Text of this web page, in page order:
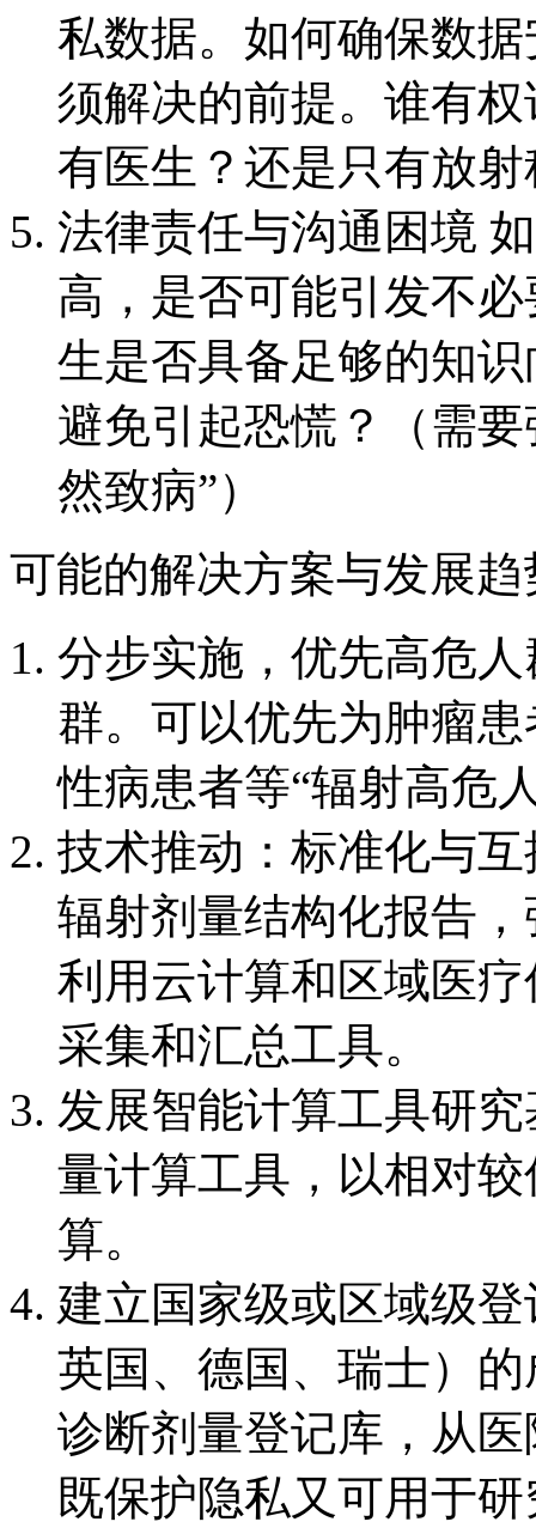
私数据。如何确保数
须解决的前提。谁有
有医生？还是只有放
法律责任与沟通困境
高，是否可能引发不
生是否具备足够的知
避免引起恐慌？（需
然致病”）
可能的解决方案与发展趋
分步实施，优先高危
群。可以优先为肿瘤
性病患者等“辐射高危
技术推动：标准化与
辐射剂量结构化报告
利用云计算和区域医
采集和汇总工具。
发展智能计算工具研
量计算工具，以相对
算。
建立国家级或区域级
英国、德国、瑞士）
诊断剂量登记库，从
既保护隐私又可用于